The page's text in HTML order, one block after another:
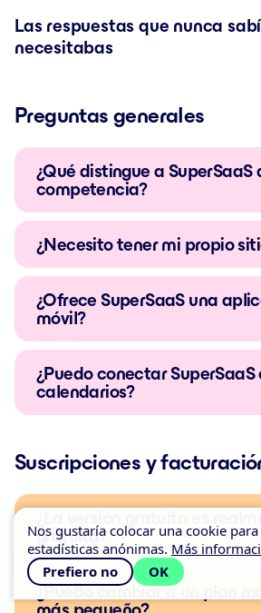
Las respuestas que nunca
necesitabas
Preguntas generales
¿Qué distingue a SuperSaaS
competencia?
¿Necesito tener mi propio
¿Ofrece SuperSaaS una
móvil?
¿Puedo conectar SuperSaaS
calendarios?
Suscripciones y
gratuita?
¿Puedo cambiar a un plan
más pequeño?
Nos gustaría colocar una cookie
estadísticas anónimas. Más
Prefiero no
OK